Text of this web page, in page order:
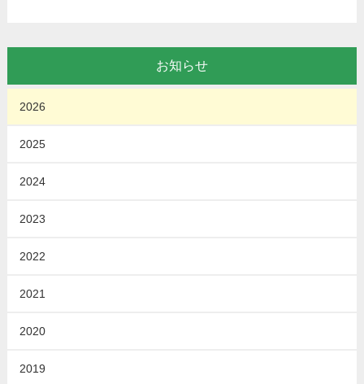
お知らせ
2026
2025
2024
2023
2022
2021
2020
2019